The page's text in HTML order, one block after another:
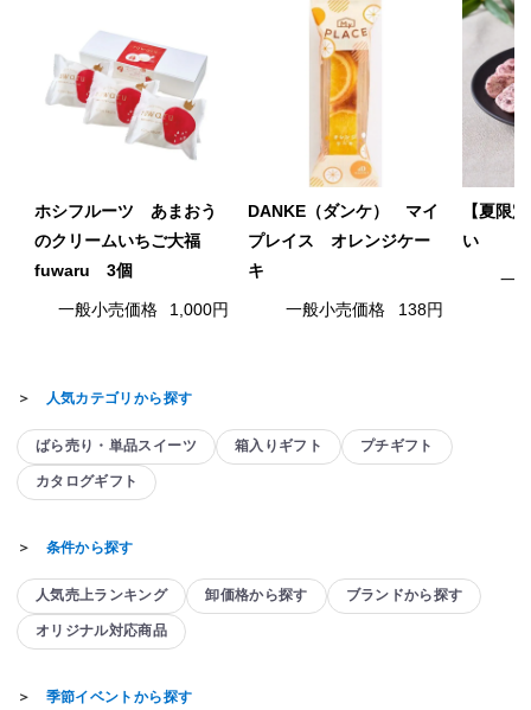
ホシフルーツ あまおう
のクリームいちご大福
fuwaru 3個
一般小売価格 1,000円
DANKE（ダンケ） マイ
プレイス オレンジケー
キ
一般小売価格 138円
【夏限
い
一
＞ 人気カテゴリから探す
ばら売り・単品スイーツ 箱入りギフト プチギフト
カタログギフト
＞ 条件から探す
人気売上ランキング 卸価格から探す ブランドから探す
オリジナル対応商品
＞ 季節イベントから探す